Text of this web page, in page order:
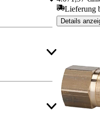
Lieferung
Details